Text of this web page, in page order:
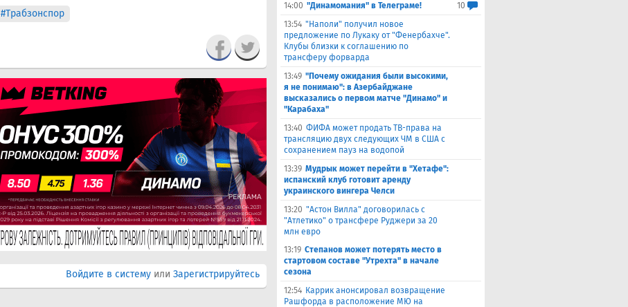
#Трабзонспор
Войдите в систему или Зарегистрируйтесь
14:00 "Динамомания" в Телеграме!
10
13:54 "Наполи" получил новое
предложение по Лукаку от "Фенербахче".
Клубы близки к соглашению по
трансферу форварда
13:49 "Почему ожидания были высокими,
я не понимаю": в Азербайджане
высказались о первом матче "Динамо" и
"Карабаха"
13:40 ФИФА может продать ТВ-права на
трансляцию двух следующих ЧМ в США с
сохранением пауз на водопой
13:39 Мудрык может перейти в "Хетафе":
испанский клуб готовит аренду
украинского вингера Челси
13:20 "Астон Вилла" договорилась с
"Атлетико" о трансфере Руджери за 20
млн евро
13:19 Степанов может потерять место в
стартовом составе "Утрехта" в начале
сезона
12:54 Каррик анонсировал возвращение
Рашфорда в расположение МЮ на